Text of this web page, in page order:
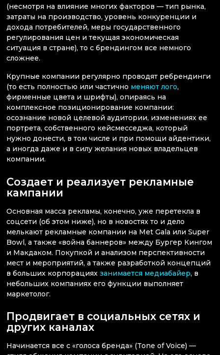
(несмотря на влияние многих факторов — тип рынка,
затраты на производство, уровень конкуренции и
дохода потребителей, меры государственного
регулирования цен и текущая экономическая
ситуация в стране), то с брендингом все немного
сложнее.
Крупные компании регулярно проводят ребрендинги
(то есть полностью или частично меняют лого,
фирменные цвета и шрифты), опираясь на
комплексное позиционирование компании:
осознание новой целевой аудитории, изменениях ее
портрета, собственного кейсмесседжа, который
нужно донести, в том числе и при помощи айдентики,
а иногда даже и в силу желания новых владельцев
компании.
Создает и реализует рекламные
кампании
Основная масса рекламы, конечно, уже перетекла в
соцсети (об этом ниже), но в новостях то и дело
мелькают рекламные компании на Met Gala или Super
Bowl, а также «война баннеров» между Бургер Кингом
и Макдаком. Покупкой и анализом перспективности
мест и мероприятий, а также разработкой концепций
в больших корпорациях занимается медиабайер, в
небольших компаниях его функции выполняет
маркетолог.
Продвигает в социальных сетях и
других каналах
Начинается все с «голоса бренда» (Tone of Voice) —